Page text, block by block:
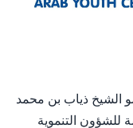
سمو الشيخ ذياب بن محمد
للشؤون التنموية